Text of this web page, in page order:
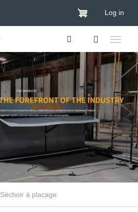
Log in
Séchoir à placage